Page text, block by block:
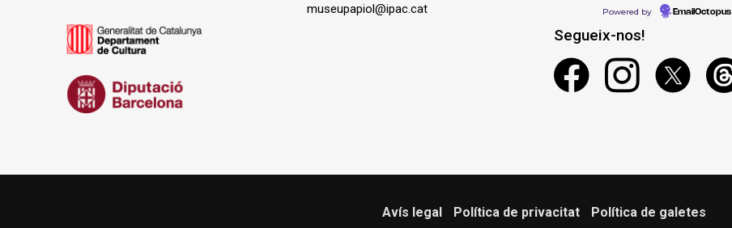
museupapiol@ipac.cat
Powered by EmailOctopus
Segueix-nos!
Avís legal Política de privacitat Política de galetes